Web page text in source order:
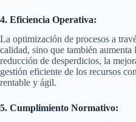
4. Eficiencia Operativa:
La optimización de procesos a
calidad, sino que también
reducción de desperdicios, la
gestión eficiente de los recursos
rentable y ágil.
5. Cumplimiento Normativo: